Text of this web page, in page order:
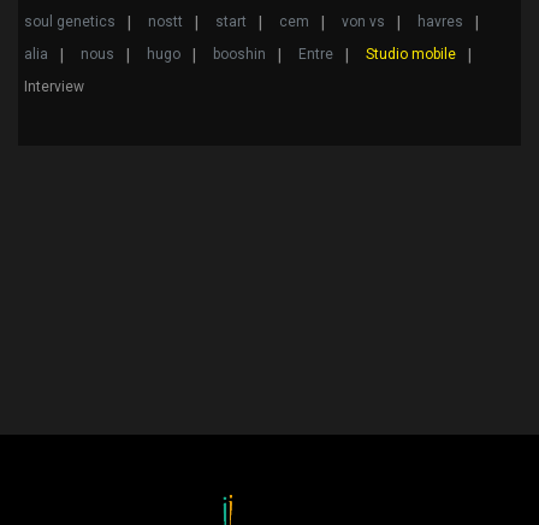
soul genetics
nostt start cem von vs
havres
alia
nous hugo booshin Entre
Studio mobile
Interview